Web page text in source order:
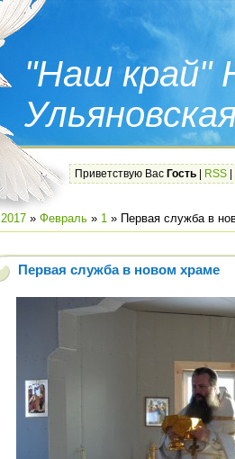
"Наш край"
Приветствую Вас Гость RSS
2017 » Февраль » 1 » Первая служба в
Первая служба в новом храме